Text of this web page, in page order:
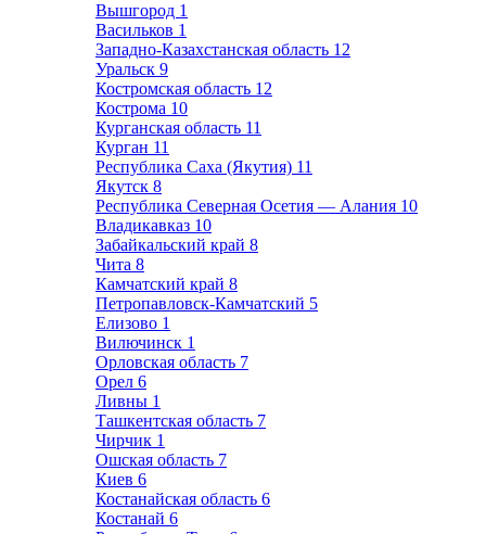
Вышгород 1
Васильков 1
Западно-Казахстанская область 12
Уральск 9
Костромская область 12
Кострома 10
Курганская область 11
Курган 11
Республика Саха (Якутия) 11
Якутск 8
Республика Северная Осетия — Алания 10
Владикавказ 10
Забайкальский край 8
Чита 8
Камчатский край 8
Петропавловск-Камчатский 5
Елизово 1
Вилючинск 1
Орловская область 7
Орел 6
Ливны 1
Ташкентская область 7
Чирчик 1
Ошская область 7
Киев 6
Костанайская область 6
Костанай 6